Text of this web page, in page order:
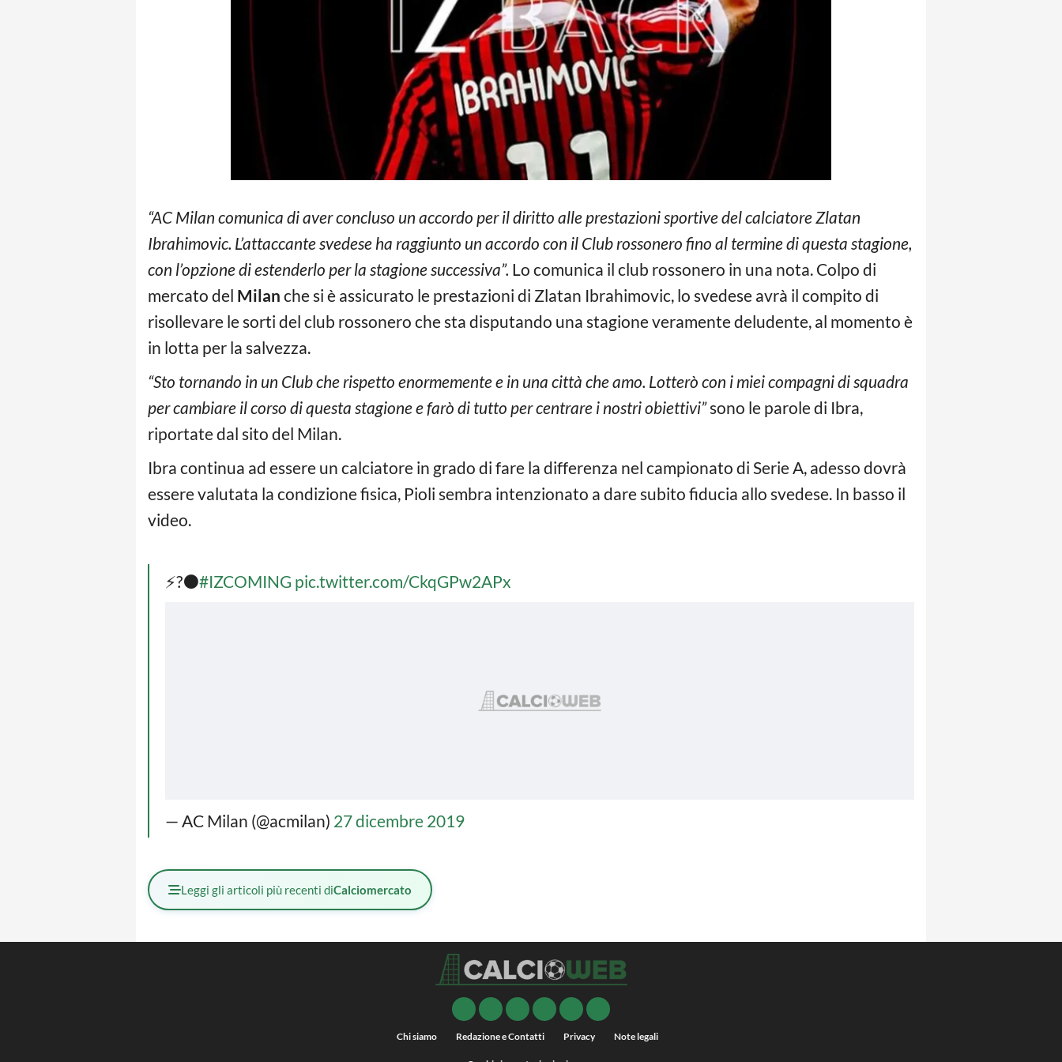
“AC Milan comunica di aver concluso un accordo per il diritto alle prestazioni sportive del calciatore Zlatan
Ibrahimovic. L’attaccante svedese ha raggiunto un accordo con il Club rossonero fino al termine di questa stagione,
con l’opzione di estenderlo per la stagione successiva”. Lo comunica il club rossonero in una nota. Colpo di
mercato del Milan che si è assicurato le prestazioni di Zlatan Ibrahimovic, lo svedese avrà il compito di
risollevare le sorti del club rossonero che sta disputando una stagione veramente deludente, al momento è
in lotta per la salvezza.
“Sto tornando in un Club che rispetto enormemente e in una città che amo. Lotterò con i miei compagni di squadra
per cambiare il corso di questa stagione e farò di tutto per centrare i nostri obiettivi”sono le parole di Ibra,
riportate dal sito del Milan.
Ibra continua ad essere un calciatore in grado di fare la differenza nel campionato di Serie A, adesso dovrà
essere valutata la condizione fisica, Pioli sembra intenzionato a dare subito fiducia allo svedese. In basso il
video.
⚡?⚫#IZCOMING pic.twitter.com/CkqGPw2APx
— AC Milan (@acmilan) 27 dicembre 2019
Leggi gli articoli più recenti diCalciomercato
Chi siamo Redazione e Contatti Privacy Note legali